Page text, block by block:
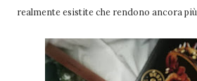
realmente esistite che rendono ancora più